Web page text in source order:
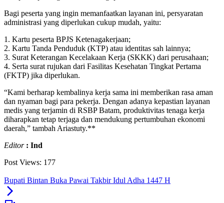
Bagi peserta yang ingin memanfaatkan layanan ini, persyaratan
administrasi yang diperlukan cukup mudah, yaitu:
1. Kartu peserta BPJS Ketenagakerjaan;
2. Kartu Tanda Penduduk (KTP) atau identitas sah lainnya;
3. Surat Keterangan Kecelakaan Kerja (SKKK) dari perusahaan;
4. Serta surat rujukan dari Fasilitas Kesehatan Tingkat Pertama
(FKTP) jika diperlukan.
“Kami berharap kembalinya kerja sama ini memberikan rasa aman
dan nyaman bagi para pekerja. Dengan adanya kepastian layanan
medis yang terjamin di RSBP Batam, produktivitas tenaga kerja
diharapkan tetap terjaga dan mendukung pertumbuhan ekonomi
daerah,” tambah Ariastuty.**
Editor : Ind
Post Views: 177
Bupati Bintan Buka Pawai Takbir Idul Adha 1447 H